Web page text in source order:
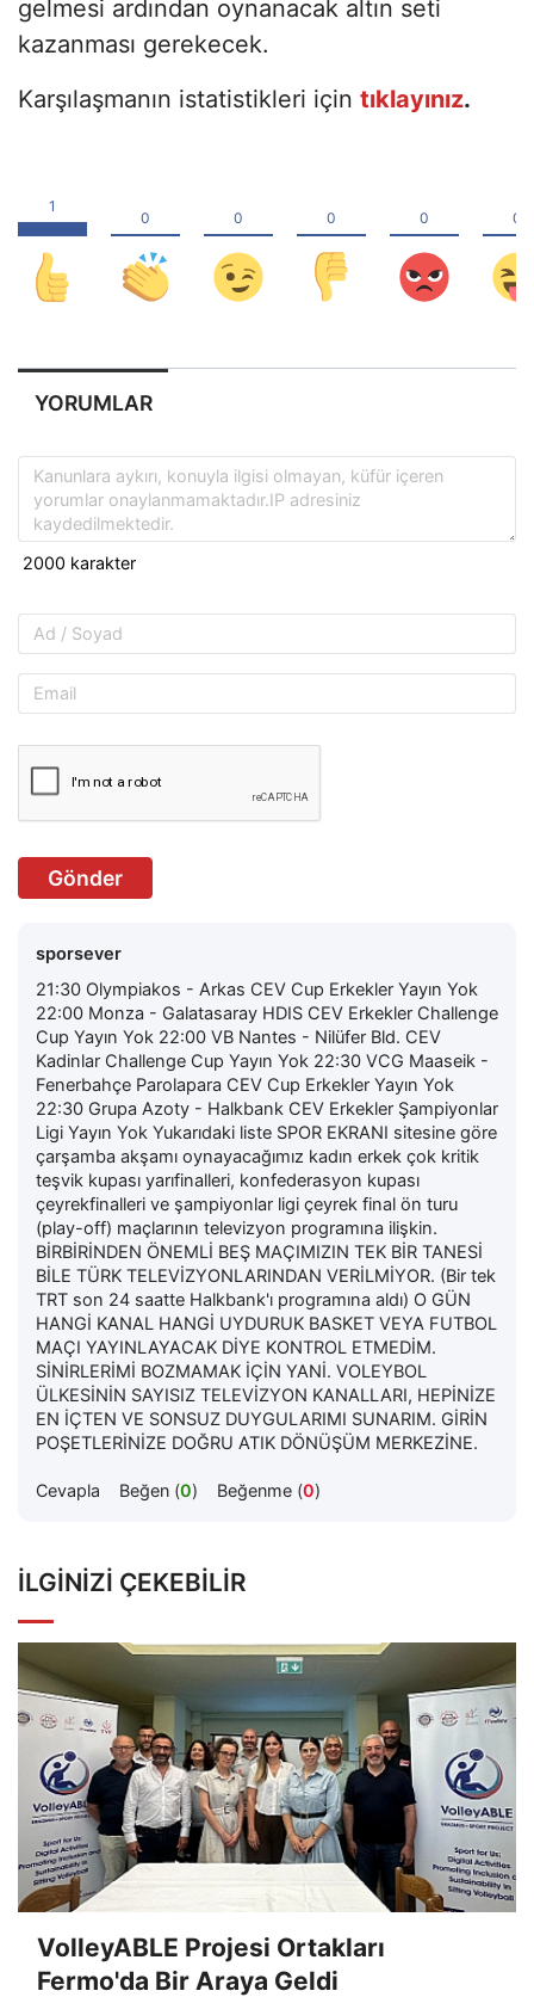
gelmesi ardından oynanacak altın seti
kazanması gerekecek.
Karşılaşmanın istatistikleri için tıklayınız.
YORUMLAR
Gönder
sporsever
21:30 Olympiakos - Arkas CEV Cup Erkekler Yayın Yok
22:00 Monza - Galatasaray HDIS CEV Erkekler Challenge
Cup Yayın Yok 22:00 VB Nantes - Nilüfer Bld. CEV
Kadinlar Challenge Cup Yayın Yok 22:30 VCG Maaseik -
Fenerbahçe Parolapara CEV Cup Erkekler Yayın Yok
22:30 Grupa Azoty - Halkbank CEV Erkekler Şampiyonlar
Ligi Yayın Yok Yukarıdaki liste SPOR EKRANI sitesine göre
çarşamba akşamı oynayacağımız kadın erkek çok kritik
teşvik kupası yarıfinalleri, konfederasyon kupası
çeyrekfinalleri ve şampiyonlar ligi çeyrek final ön turu
(play-off) maçlarının televizyon programına ilişkin.
BİRBİRİNDEN ÖNEMLİ BEŞ MAÇIMIZIN TEK BİR TANESİ
BİLE TÜRK TELEVİZYONLARINDAN VERİLMİYOR. (Bir tek
TRT son 24 saatte Halkbank'ı programına aldı) O GÜN
HANGİ KANAL HANGİ UYDURUK BASKET VEYA FUTBOL
MAÇI YAYINLAYACAK DİYE KONTROL ETMEDİM.
SİNİRLERİMİ BOZMAMAK İÇİN YANİ. VOLEYBOL
ÜLKESİNİN SAYISIZ TELEVİZYON KANALLARI, HEPİNİZE
EN İÇTEN VE SONSUZ DUYGULARIMI SUNARIM. GİRİN
POŞETLERİNİZE DOĞRU ATIK DÖNÜŞÜM MERKEZİNE.
Cevapla Beğen (0) Beğenme (0)
İLGINIZI ÇEKEBILIR
VolleyABLE Projesi Ortakları
Fermo'da Bir Araya Geldi